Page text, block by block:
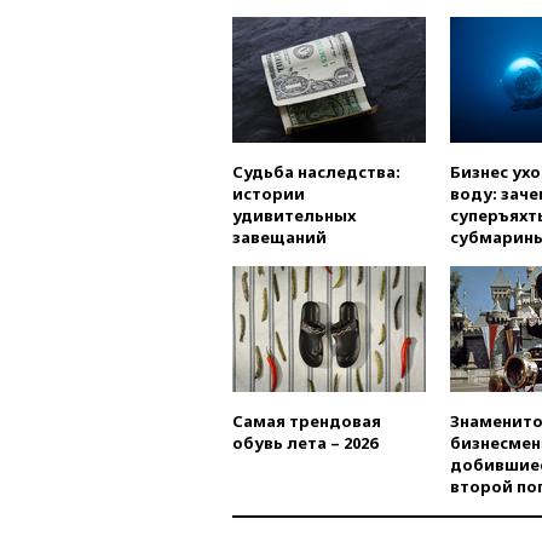
Судьба наследства:
истории
удивительных
завещаний
Бизнес
воду:
Самая трендовая
обувь лета – 2026
второй